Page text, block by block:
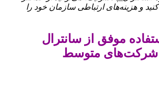
و هزینه‌های ارتباطی سازمان خود را
موفق از سانترال
شرکت‌های متوسط